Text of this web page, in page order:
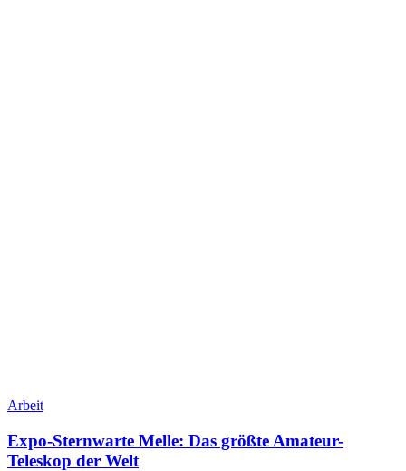
Arbeit
Expo-Sternwarte Melle: Das größte Amateur-
Teleskop der Welt